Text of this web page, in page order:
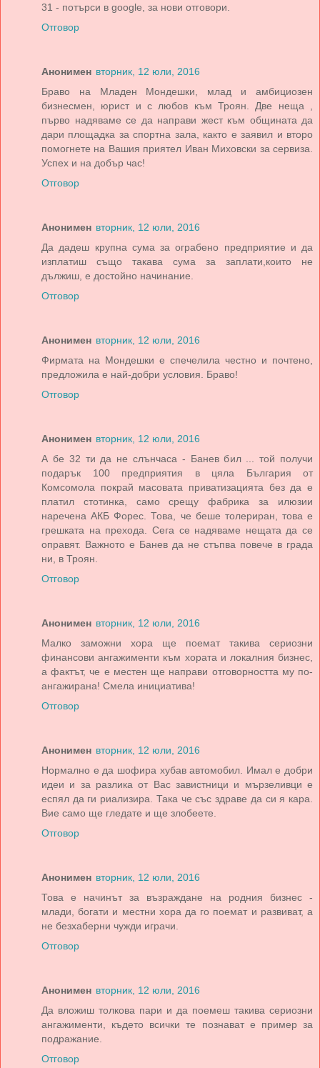
31 - потърси в google, за нови отговори.
Отговор
Анонимен вторник, 12 юли, 2016
Браво на Младен Мондешки, млад и амбициозен
бизнесмен, юрист и с любов към Троян. Две неща ,
първо надяваме се да направи жест към общината да
дари площадка за спортна зала, както е заявил и второ
помогнете на Вашия приятел Иван Миховски за сервиза.
Успех и на добър час!
Отговор
Анонимен вторник, 12 юли, 2016
Да дадеш крупна сума за ограбено предприятие и да
изплатиш също такава сума за заплати,които не
дължиш, е достойно начинание.
Отговор
Анонимен вторник, 12 юли, 2016
Фирмата на Мондешки е спечелила честно и почтено,
предложила е най-добри условия. Браво!
Отговор
Анонимен вторник, 12 юли, 2016
А бе 32 ти да не слънчаса - Банев бил ... той получи
подарък 100 предприятия в цяла България от
Комсомола покрай масовата приватизацията без да е
платил стотинка, само срещу фабрика за илюзии
наречена АКБ Форес. Това, че беше толериран, това е
грешката на прехода. Сега се надяваме нещата да се
оправят. Важното е Банев да не стъпва повече в града
ни, в Троян.
Отговор
Анонимен вторник, 12 юли, 2016
Малко заможни хора ще поемат такива сериозни
финансови ангажименти към хората и локалния бизнес,
а фактът, че е местен ще направи отговорността му по-
ангажирана! Смела инициатива!
Отговор
Анонимен вторник, 12 юли, 2016
Нормално е да шофира хубав автомобил. Имал е добри
идеи и за разлика от Вас завистници и мързеливци е
еспял да ги риализира. Така че със здраве да си я кара.
Вие само ще гледате и ще злобеете.
Отговор
Анонимен вторник, 12 юли, 2016
Това е начинът за възраждане на родния бизнес -
млади, богати и местни хора да го поемат и развиват, а
не безхаберни чужди играчи.
Отговор
Анонимен вторник, 12 юли, 2016
Да вложиш толкова пари и да поемеш такива сериозни
ангажименти, където всички те познават е пример за
подражание.
Отговор